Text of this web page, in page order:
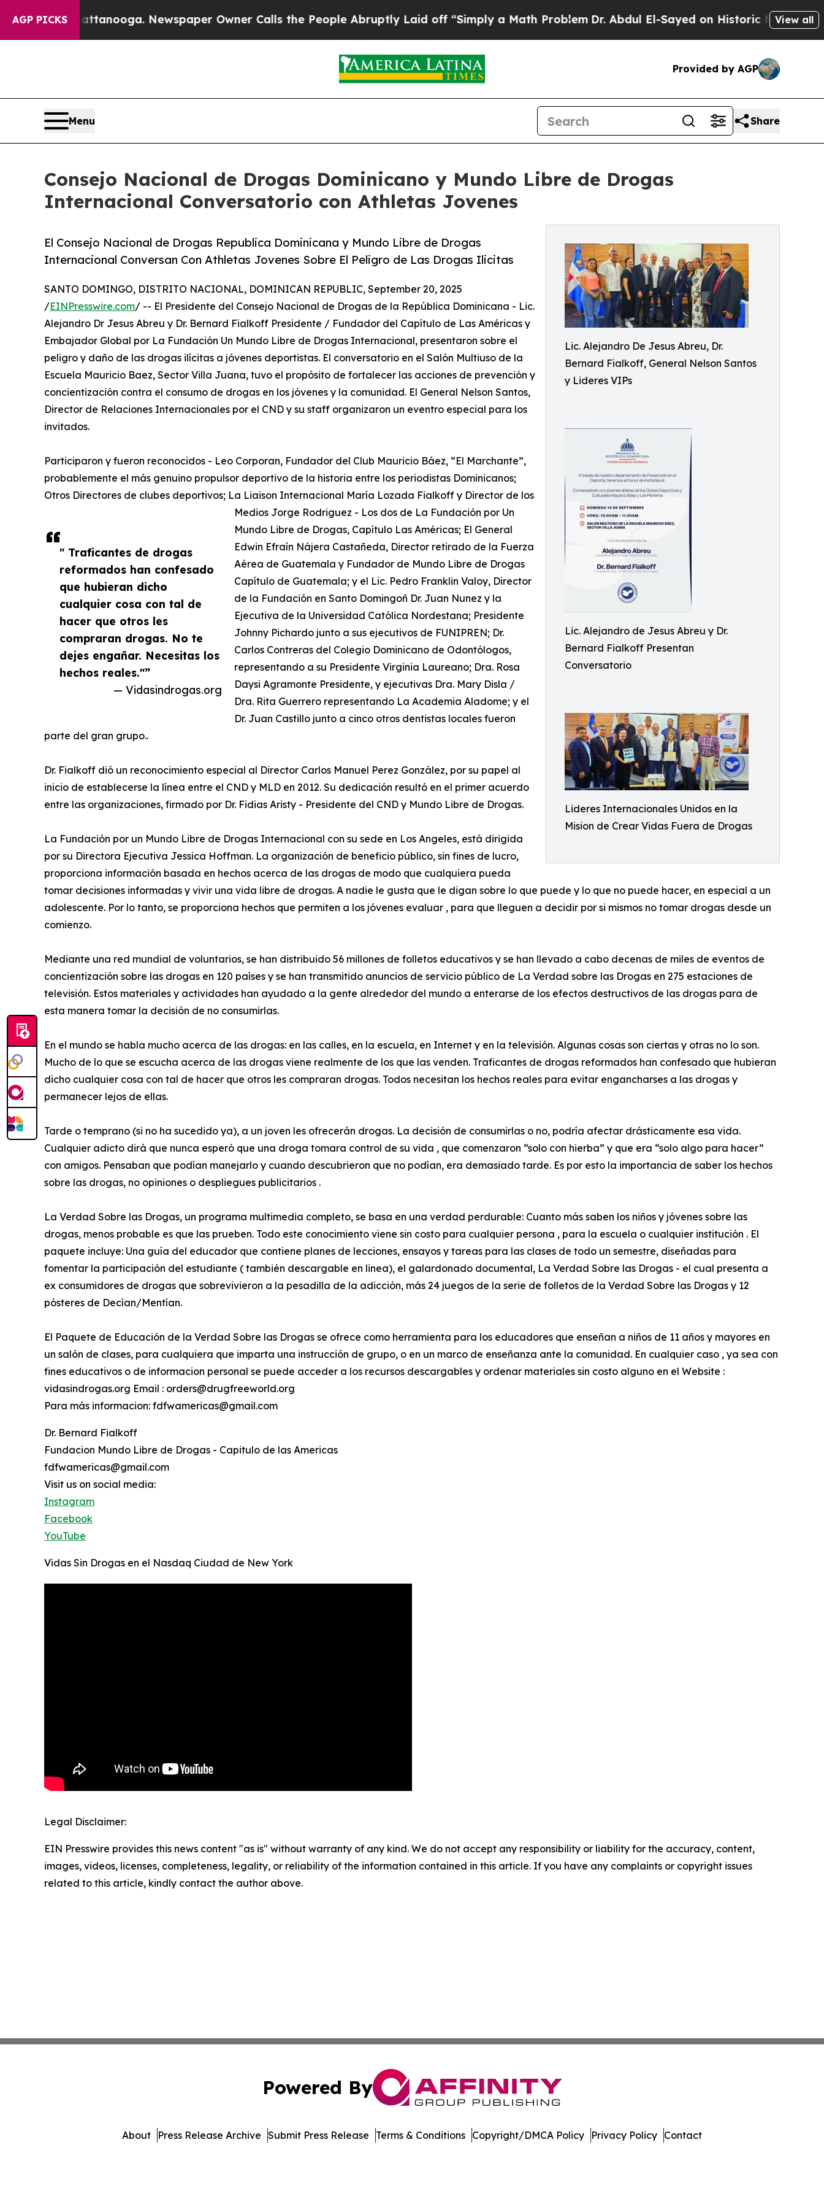
AGP PICKS
Chattanooga. Newspaper Owner Calls the People Abruptly Laid off “Simply a Math ProblemDr. Abdul El-Sayed on Historic Michigan Win:View all
Provided by AGP
Menu Share
Consejo Nacional de Drogas Dominicano y Mundo Libre de Drogas
Internacional Conversatorio con Athletas Jovenes
Lic. Alejandro De Jesus Abreu, Dr.
Bernard Fialkoff, General Nelson Santos
y Lideres VIPs
Lic. Alejandro de Jesus Abreu y Dr.
Bernard Fialkoff Presentan
Conversatorio
Lideres Internacionales Unidos en la
Mision de Crear Vidas Fuera de Drogas
El Consejo Nacional de Drogas Republica Dominicana y Mundo Libre de Drogas
Internacional Conversan Con Athletas Jovenes Sobre El Peligro de Las Drogas Ilicitas
" Traficantes de drogas
reformados han confesado
que hubieran dicho
cualquier cosa con tal de
hacer que otros les
compraran drogas. No te
dejes engañar. Necesitas los
hechos reales."”
— Vidasindrogas.org
SANTO DOMINGO, DISTRITO NACIONAL, DOMINICAN REPUBLIC, September 20, 2025
/EINPresswire.com/ -- El Presidente del Consejo Nacional de Drogas de la República Dominicana - Lic.
Alejandro Dr Jesus Abreu y Dr. Bernard Fialkoff Presidente / Fundador del Capítulo de Las Américas y
Embajador Global por La Fundación Un Mundo Libre de Drogas Internacional, presentaron sobre el
peligro y daño de las drogas ilícitas a jóvenes deportistas. El conversatorio en el Salón Multiuso de la
Escuela Mauricio Baez, Sector Villa Juana, tuvo el propósito de fortalecer las acciones de prevención y
concientización contra el consumo de drogas en los jóvenes y la comunidad. El General Nelson Santos,
Director de Relaciones Internacionales por el CND y su staff organizaron un eventro especial para los
invitados.
Participaron y fueron reconocidos - Leo Corporan, Fundador del Club Mauricio Báez, “El Marchante”,
probablemente el más genuino propulsor deportivo de la historia entre los periodistas Dominicanos;
Otros Directores de clubes deportivos; La Liaison Internacional María Lozada Fialkoff y Director de los
Medios Jorge Rodriguez - Los dos de La Fundación por Un
Mundo Libre de Drogas, Capítulo Las Américas; El General
Edwin Efraín Nájera Castañeda, Director retirado de la Fuerza
Aérea de Guatemala y Fundador de Mundo Libre de Drogas
Capítulo de Guatemala; y el Lic. Pedro Franklin Valoy, Director
de la Fundación en Santo Domingoñ Dr. Juan Nunez y la
Ejecutiva de la Universidad Católica Nordestana; Presidente
Johnny Pichardo junto a sus ejecutivos de FUNIPREN; Dr.
Carlos Contreras del Colegio Dominicano de Odontólogos,
representando a su Presidente Virginia Laureano; Dra. Rosa
Daysi Agramonte Presidente, y ejecutivas Dra. Mary Disla /
Dra. Rita Guerrero representando La Academia Aladome; y el
Dr. Juan Castillo junto a cinco otros dentistas locales fueron
parte del gran grupo..
Dr. Fialkoff dió un reconocimiento especial al Director Carlos Manuel Perez González, por su papel al
inicio de establecerse la línea entre el CND y MLD en 2012. Su dedicación resultó en el primer acuerdo
entre las organizaciones, firmado por Dr. Fidias Aristy - Presidente del CND y Mundo Libre de Drogas.
La Fundación por un Mundo Libre de Drogas Internacional con su sede en Los Angeles, está dirigida
por su Directora Ejecutiva Jessica Hoffman. La organización de beneficio público, sin fines de lucro,
proporciona información basada en hechos acerca de las drogas de modo que cualquiera pueda
tomar decisiones informadas y vivir una vida libre de drogas. A nadie le gusta que le digan sobre lo que puede y lo que no puede hacer, en especial a un
adolescente. Por lo tanto, se proporciona hechos que permiten a los jóvenes evaluar , para que lleguen a decidir por si mismos no tomar drogas desde un
comienzo.
Mediante una red mundial de voluntarios, se han distribuido 56 millones de folletos educativos y se han llevado a cabo decenas de miles de eventos de
concientización sobre las drogas en 120 países y se han transmitido anuncios de servicio público de La Verdad sobre las Drogas en 275 estaciones de
televisión. Estos materiales y actividades han ayudado a la gente alrededor del mundo a enterarse de los efectos destructivos de las drogas para de
esta manera tomar la decisión de no consumirlas.
En el mundo se habla mucho acerca de las drogas: en las calles, en la escuela, en Internet y en la televisión. Algunas cosas son ciertas y otras no lo son.
Mucho de lo que se escucha acerca de las drogas viene realmente de los que las venden. Traficantes de drogas reformados han confesado que hubieran
dicho cualquier cosa con tal de hacer que otros les compraran drogas. Todos necesitan los hechos reales para evitar engancharses a las drogas y
permanecer lejos de ellas.
Tarde o temprano (si no ha sucedido ya), a un joven les ofrecerán drogas. La decisión de consumirlas o no, podría afectar drásticamente esa vida.
Cualquier adicto dirá que nunca esperó que una droga tomara control de su vida , que comenzaron “solo con hierba” y que era “solo algo para hacer”
con amigos. Pensaban que podían manejarlo y cuando descubrieron que no podían, era demasiado tarde. Es por esto la importancia de saber los hechos
sobre las drogas, no opiniones o despliegues publicitarios .
La Verdad Sobre las Drogas, un programa multimedia completo, se basa en una verdad perdurable: Cuanto más saben los niños y jóvenes sobre las
drogas, menos probable es que las prueben. Todo este conocimiento viene sin costo para cualquier persona , para la escuela o cualquier institución . El
paquete incluye: Una guía del educador que contiene planes de lecciones, ensayos y tareas para las clases de todo un semestre, diseñadas para
fomentar la participación del estudiante ( también descargable en linea), el galardonado documental, La Verdad Sobre las Drogas - el cual presenta a
ex consumidores de drogas que sobrevivieron a la pesadilla de la adicción, más 24 juegos de la serie de folletos de la Verdad Sobre las Drogas y 12
pósteres de Decían/Mentían.
El Paquete de Educación de la Verdad Sobre las Drogas se ofrece como herramienta para los educadores que enseñan a niños de 11 años y mayores en
un salón de clases, para cualquiera que imparta una instrucción de grupo, o en un marco de enseñanza ante la comunidad. En cualquier caso , ya sea con
fines educativos o de informacion personal se puede acceder a los recursos descargables y ordenar materiales sin costo alguno en el Website :
vidasindrogas.org Email : orders@drugfreeworld.org
Para más informacion: fdfwamericas@gmail.com
Dr. Bernard Fialkoff
Fundacion Mundo Libre de Drogas - Capitulo de las Americas
fdfwamericas@gmail.com
Visit us on social media:
Instagram
Facebook
YouTube
Vidas Sin Drogas en el Nasdaq Ciudad de New York
Legal Disclaimer:
EIN Presswire provides this news content "as is" without warranty of any kind. We do not accept any responsibility or liability for the accuracy, content,
images, videos, licenses, completeness, legality, or reliability of the information contained in this article. If you have any complaints or copyright issues
related to this article, kindly contact the author above.
Powered By
About Press Release Archive Submit Press Release Terms & Conditions Copyright/DMCA Policy Privacy Policy Contact